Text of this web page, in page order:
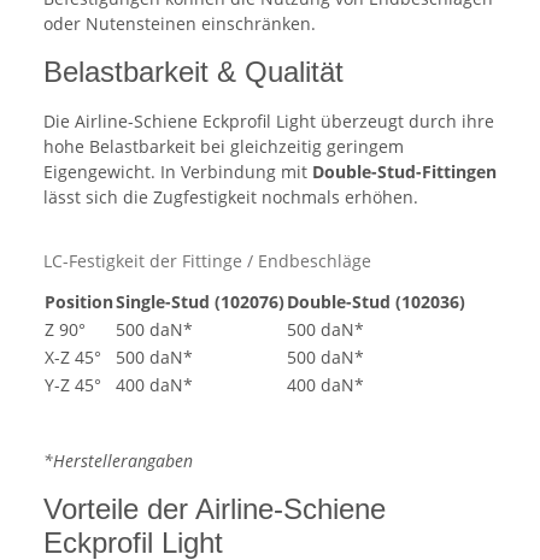
oder Nutensteinen einschränken.
Belastbarkeit & Qualität
Die Airline-Schiene Eckprofil Light überzeugt durch ihre
hohe Belastbarkeit bei gleichzeitig geringem
Eigengewicht. In Verbindung mit Double-Stud-Fittingen
lässt sich die Zugfestigkeit nochmals erhöhen.
LC-Festigkeit der Fittinge / Endbeschläge
PositionSingle-Stud (102076)Double-Stud (102036)
Z 90°
500 daN*
500 daN*
X-Z 45°
500 daN*
500 daN*
Y-Z 45°
400 daN* 400 daN*
*Herstellerangaben
Vorteile der Airline-Schiene
Eckprofil Light